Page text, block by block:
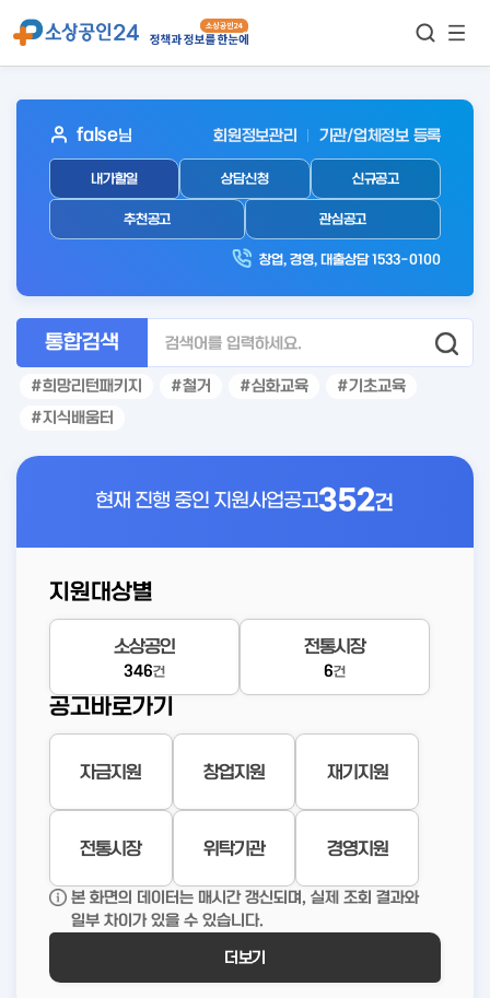
보기
아
웃
로
인
false님 회원정보관리 기관/업체정보 등록
내가할일 상담신청 신규공고
추천공고 관심공고
창업, 경영, 대출상담 1533-0100
통합검색
희망리턴패키지 철거 심화교육
기초교육
지식배움터
현재 진행 중인 지원사업공고352건
지원대상별
소상공인
346건
전통시장
6건
공고바로가기
자금지원 창업지원 재기지원
전통시장 위탁기관 경영지원
본 화면의 데이터는 매시간 갱신되며, 실제 조회 결과와
일부 차이가 있을 수 있습니다.
더보기